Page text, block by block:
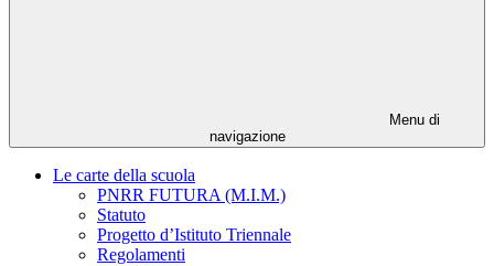
Menu di
navigazione
Le carte della scuola
PNRR FUTURA (M.I.M.)
Statuto
Progetto d’Istituto Triennale
Regolamenti